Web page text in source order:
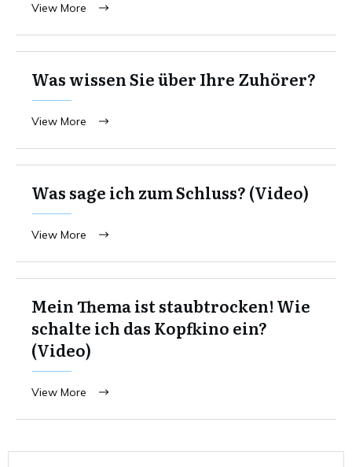
View More
Was wissen Sie über Ihre Zuhörer?
View More
Was sage ich zum Schluss? (Video)
View More
Mein Thema ist staubtrocken! Wie
schalte ich das Kopfkino ein?
(Video)
View More